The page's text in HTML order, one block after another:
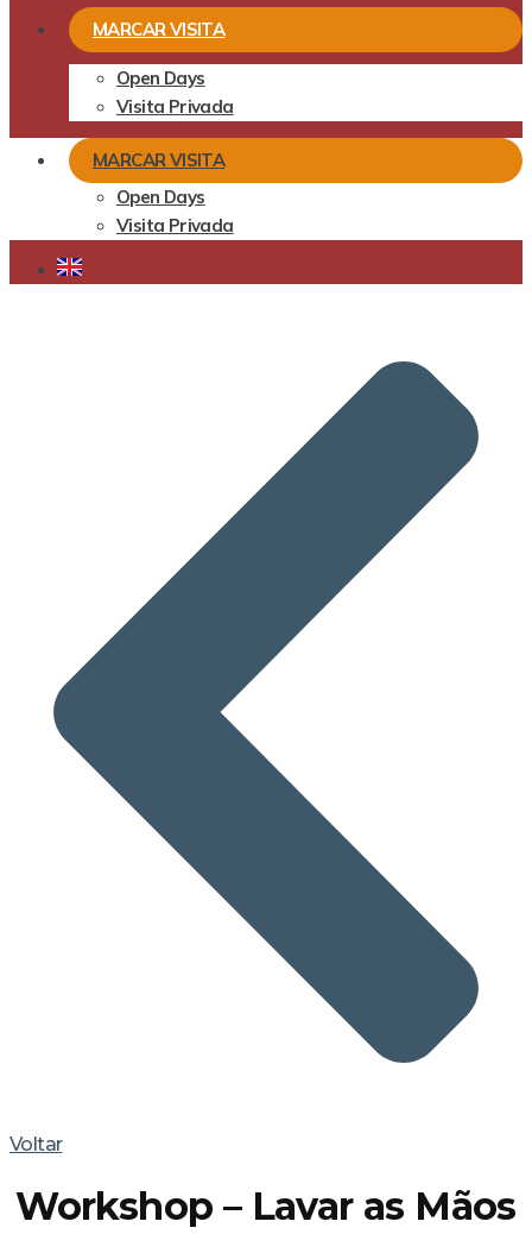
MARCAR VISITA
Open Days
Visita Privada
MARCAR VISITA
Open Days
Visita Privada
Voltar
Workshop – Lavar as Mãos